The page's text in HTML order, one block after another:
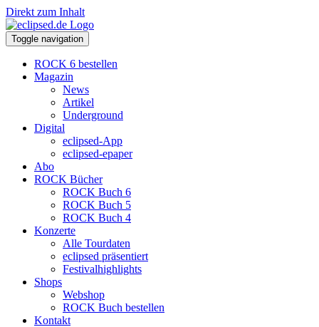
Direkt zum Inhalt
Toggle navigation
ROCK 6 bestellen
Magazin
News
Artikel
Underground
Digital
eclipsed-App
eclipsed-epaper
Abo
ROCK Bücher
ROCK Buch 6
ROCK Buch 5
ROCK Buch 4
Konzerte
Alle Tourdaten
eclipsed präsentiert
Festivalhighlights
Shops
Webshop
ROCK Buch bestellen
Kontakt